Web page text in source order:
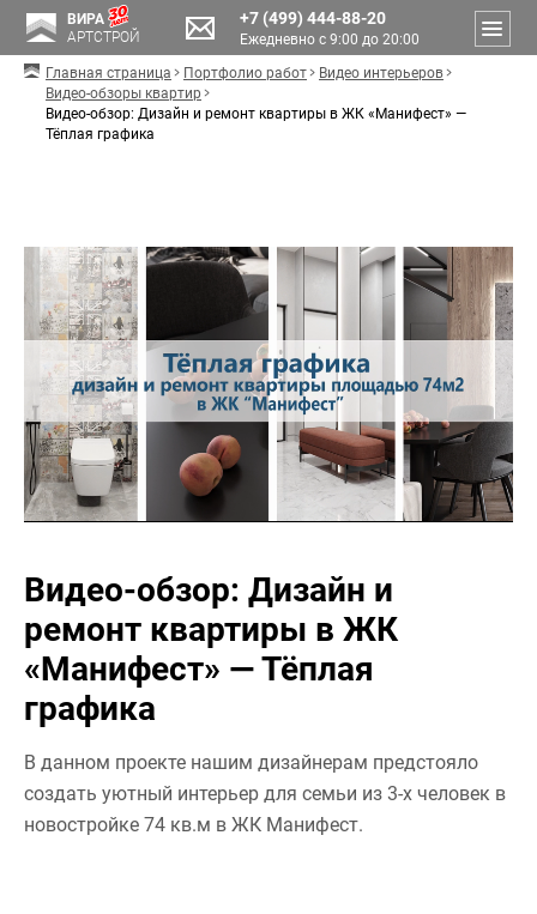
ВИРА
АРТСТРОЙ
+7 (499) 444-88-20
Ежедневно с 9:00 до 20:00
Главная страница
Портфолио работ
Видео интерьеров
Видео-обзоры квартир
Видео-обзор: Дизайн и ремонт квартиры в ЖК «Манифест» —
Тёплая графика
Видео-обзор: Дизайн и
ремонт квартиры в ЖК
«Манифест» — Тёплая
графика
В данном проекте нашим дизайнерам предстояло
создать уютный интерьер для семьи из 3-х человек в
новостройке 74 кв.м в ЖК Манифест.